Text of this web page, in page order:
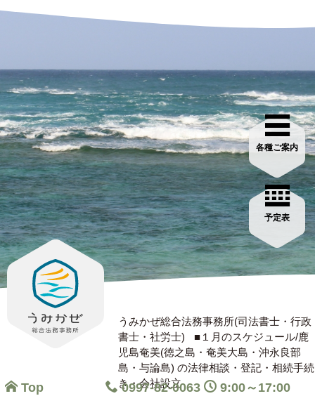
Top 0997-82-0063 9:00～17:00
各種ご案内
予定表
うみかぜ総合法務事務所(司法書士・行政
書士・社労士)
■１月のスケジュール/鹿
児島奄美(徳之島・奄美大島・沖永良部
島・与論島) の法律相談・登記・相続手続
き・会社設立